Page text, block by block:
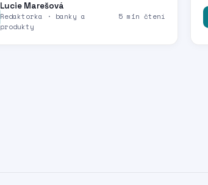
Lucie Marešová
Redaktorka · banky a
produkty
5 min čtení